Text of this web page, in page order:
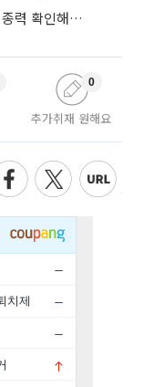
“폐렴구균 백신, 맞았다고 끝 아니다…접종력 확인해야”
추가취재 원해요
0